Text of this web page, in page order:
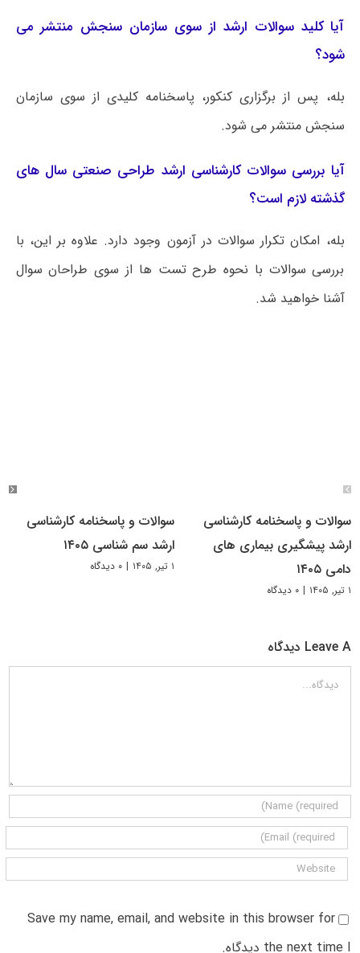
آیا کلید سوالات ارشد از سوی سازمان سنجش منتشر می
شود؟
بله، پس از برگزاری کنکور، پاسخنامه کلیدی از سوی سازمان
سنجش منتشر می شود.
آیا بررسی سوالات کارشناسی ارشد طراحی صنعتی سال های
گذشته لازم است؟
بله، امکان تکرار سوالات در آزمون وجود دارد. علاوه بر این، با
بررسی سوالات با نحوه طرح تست ها از سوی طراحان سوال
آشنا خواهید شد.
سوالات و پاسخنامه کارشناسی
ارشد پیشگیری بیماری های
دامی ۱۴۰۵
۱ تیر, ۱۴۰۵ | ۰ دیدگاه
سوالات و پاسخنامه کارشناسی
ارشد سم شناسی ۱۴۰۵
۱ تیر, ۱۴۰۵ | ۰ دیدگاه
Leave A دیدگاه
دیدگاه
Save my name, email, and website in this browser for
the next time I دیدگاه.